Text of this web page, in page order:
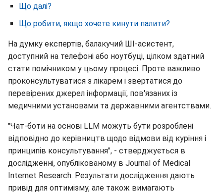
Що далі?
Що робити, якщо хочете кинути палити?
На думку експертів, балакучий ШІ-асистент,
доступний на телефоні або ноутбуці, цілком здатний
стати помічником у цьому процесі. Проте важливо
проконсультуватися з лікарем і звертатися до
перевірених джерел інформації, пов'язаних із
медичними установами та державними агентствами.
"Чат-боти на основі LLM можуть бути розроблені
відповідно до керівництв щодо відмови від куріння і
принципів консультування", - стверджується в
дослідженні, опублікованому в Journal of Medical
Internet Research. Результати дослідження дають
привід для оптимізму, але також вимагають